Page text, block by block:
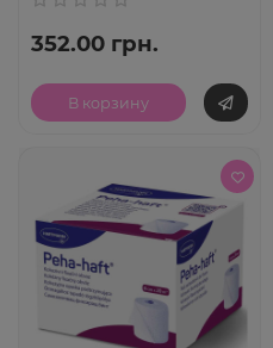
352.00 грн.
В корзину